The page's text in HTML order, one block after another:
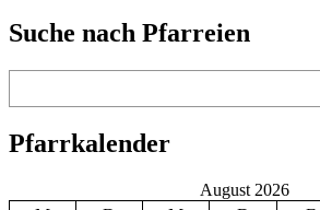
Suche nach Pfarreien
Pfarrkalender
August 2026